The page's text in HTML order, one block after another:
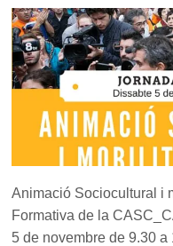
Animació Sociocultural i
Formativa de la
5 de novembre de 9.30